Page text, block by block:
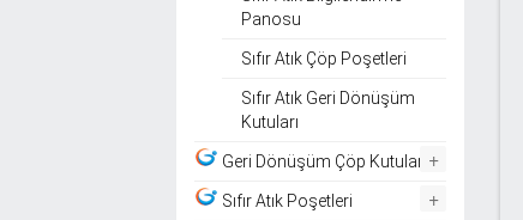
Panosu
Sıfır Atık Çöp Poşetleri
Sıfır Atık Geri Dönüşüm
Kutuları
Geri Dönüşüm Çöp Kutuları +
Sıfır Atık Poşetleri +